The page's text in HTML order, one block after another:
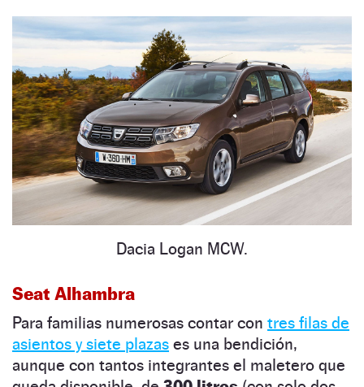
Dacia Logan MCW.
Seat Alhambra
Para familias numerosas contar con tres filas de
asientos y siete plazas es una bendición,
aunque con tantos integrantes el maletero que